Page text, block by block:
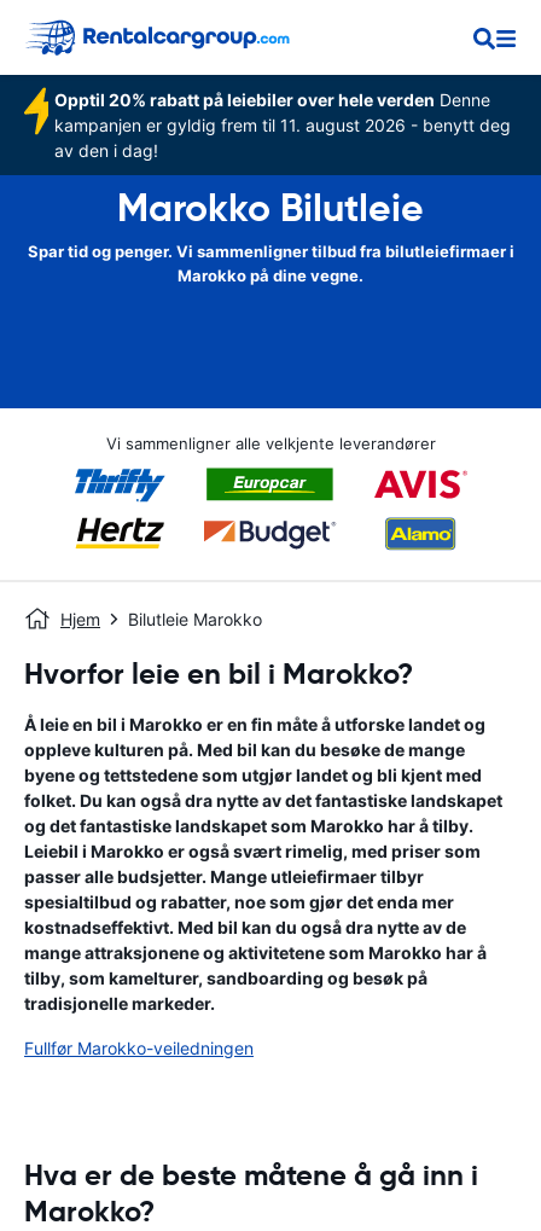
Opptil 20% rabatt på leiebiler over hele verden Denne
kampanjen er gyldig frem til 11. august 2026 - benytt deg
av den i dag!
Marokko Bilutleie
Spar tid og penger. Vi sammenligner tilbud fra bilutleiefirmaer i
Marokko på dine vegne.
Vi sammenligner alle velkjente leverandører
Hjem Bilutleie Marokko
Hvorfor leie en bil i Marokko?
Å leie en bil i Marokko er en fin måte å utforske landet og
oppleve kulturen på. Med bil kan du besøke de mange
byene og tettstedene som utgjør landet og bli kjent med
folket. Du kan også dra nytte av det fantastiske landskapet
og det fantastiske landskapet som Marokko har å tilby.
Leiebil i Marokko er også svært rimelig, med priser som
passer alle budsjetter. Mange utleiefirmaer tilbyr
spesialtilbud og rabatter, noe som gjør det enda mer
kostnadseffektivt. Med bil kan du også dra nytte av de
mange attraksjonene og aktivitetene som Marokko har å
tilby, som kamelturer, sandboarding og besøk på
tradisjonelle markeder.
Fullfør Marokko-veiledningen
Hva er de beste måtene å gå inn i
Marokko?